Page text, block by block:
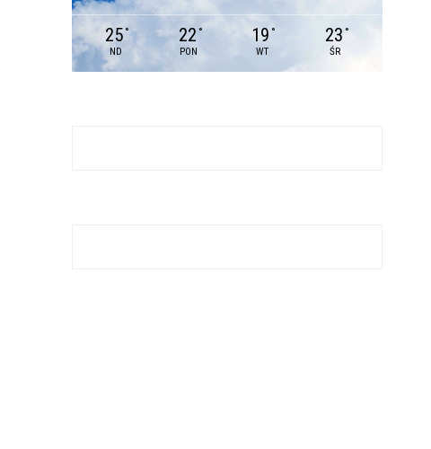
25 °
ND
22 °
PON
19 °
WT
23 °
ŚR